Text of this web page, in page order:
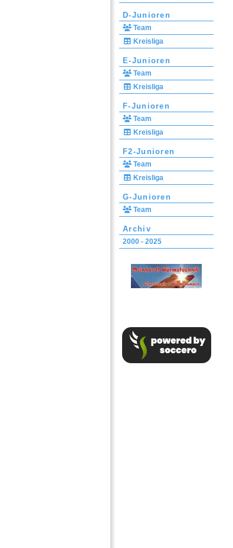
D-Junioren
Team
Kreisliga
E-Junioren
Team
Kreisliga
F-Junioren
Team
Kreisliga
F2-Junioren
Team
Kreisliga
G-Junioren
Team
Archiv
2000 - 2025